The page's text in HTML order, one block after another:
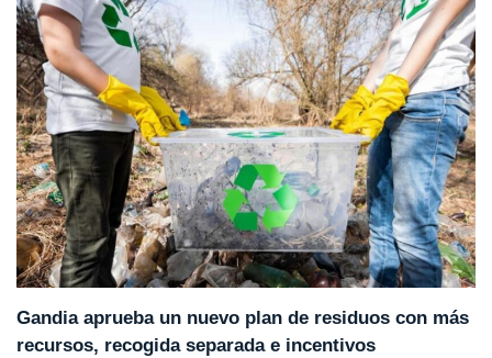
Gandia aprueba un nuevo plan de residuos con más
recursos, recogida separada e incentivos